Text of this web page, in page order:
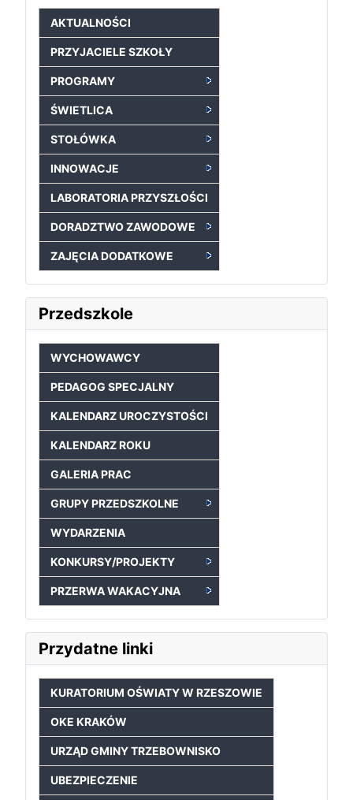
AKTUALNOŚCI
PRZYJACIELE SZKOŁY
PROGRAMY
ŚWIETLICA
STOŁÓWKA
INNOWACJE
LABORATORIA PRZYSZŁOŚCI
DORADZTWO ZAWODOWE
ZAJĘCIA DODATKOWE
Przedszkole
WYCHOWAWCY
PEDAGOG SPECJALNY
KALENDARZ UROCZYSTOŚCI
KALENDARZ ROKU
GALERIA PRAC
GRUPY PRZEDSZKOLNE
WYDARZENIA
KONKURSY/PROJEKTY
PRZERWA WAKACYJNA
Przydatne linki
KURATORIUM OŚWIATY W RZESZOWIE
OKE KRAKÓW
URZĄD GMINY TRZEBOWNISKO
UBEZPIECZENIE